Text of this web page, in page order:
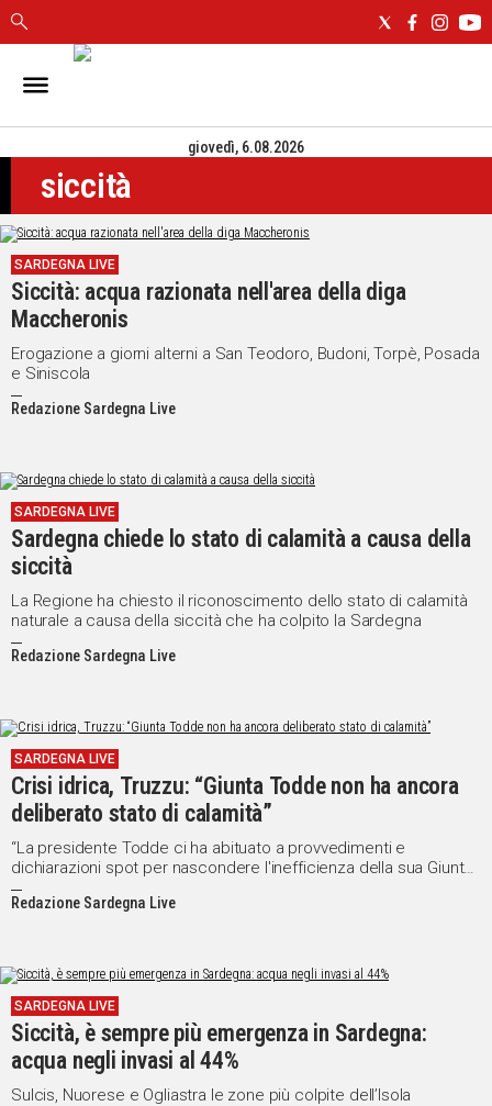
IN
CAGLIARI
SASSARI
NUORO
ORISTANO
SULCIS
GALLURA
OGLIASTRA
MEDIO
CAMPIDANO
POLITICA
IN
ITALIA
NEL
MONDO
SPORT
EVENTI
VIDEO
Vai
Social
giovedì, 6.08.2026
siccità
SARDEGNA LIVE
Siccità: acqua razionata nell'area della diga
Maccheronis
Erogazione a giorni alterni a San Teodoro, Budoni, Torpè, Posada
e Siniscola
Redazione Sardegna Live
SARDEGNA LIVE
Sardegna chiede lo stato di calamità a causa della
siccità
La Regione ha chiesto il riconoscimento dello stato di calamità
naturale a causa della siccità che ha colpito la Sardegna
Redazione Sardegna Live
SARDEGNA LIVE
Crisi idrica, Truzzu: “Giunta Todde non ha ancora
deliberato stato di calamità”
“La presidente Todde ci ha abituato a provvedimenti e
dichiarazioni spot per nascondere l'inefficienza della sua Giunta”
attacca il capogruppo di FdI
Redazione Sardegna Live
SARDEGNA LIVE
Siccità, è sempre più emergenza in Sardegna:
acqua negli invasi al 44%
Sulcis, Nuorese e Ogliastra le zone più colpite dell’Isola